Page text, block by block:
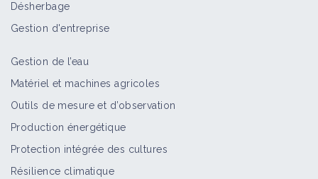
Désherbage
Gestion d'entreprise
Gestion de l’eau
Matériel et machines agricoles
Outils de mesure et d’observation
Production énergétique
Protection intégrée des cultures
Résilience climatique